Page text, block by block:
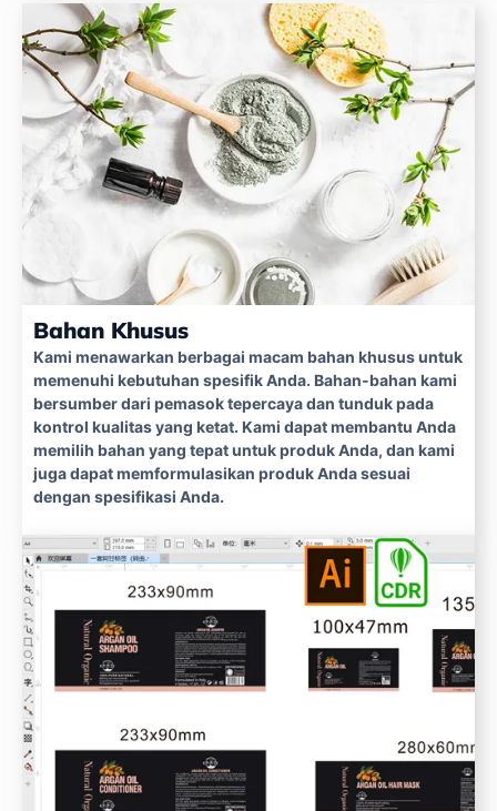
Bahan Khusus
Kami menawarkan berbagai macam bahan khusus untuk
memenuhi kebutuhan spesifik Anda. Bahan-bahan kami
bersumber dari pemasok tepercaya dan tunduk pada
kontrol kualitas yang ketat. Kami dapat membantu Anda
memilih bahan yang tepat untuk produk Anda, dan kami
juga dapat memformulasikan produk Anda sesuai
dengan spesifikasi Anda.